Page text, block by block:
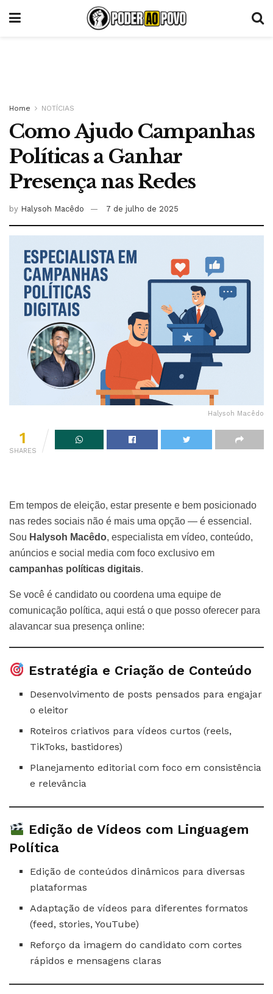
Home NOTÍCIAS
Como Ajudo Campanhas
Políticas a Ganhar
Presença nas Redes
by Halysoh Macêdo 7 de julho de 2025
Halysoh Macêdo
1
SHARES
Em tempos de eleição, estar presente e bem posicionado
nas redes sociais não é mais uma opção — é essencial.
Sou Halysoh Macêdo, especialista em vídeo, conteúdo,
anúncios e social media com foco exclusivo em
campanhas políticas digitais.
Se você é candidato ou coordena uma equipe de
comunicação política, aqui está o que posso oferecer para
alavancar sua presença online:
Estratégia e Criação de Conteúdo
Desenvolvimento de posts pensados para engajar
o eleitor
Roteiros criativos para vídeos curtos (reels,
TikToks, bastidores)
Planejamento editorial com foco em consistência
e relevância
Edição de Vídeos com Linguagem
Política
Edição de conteúdos dinâmicos para diversas
plataformas
Adaptação de vídeos para diferentes formatos
(feed, stories, YouTube)
Reforço da imagem do candidato com cortes
rápidos e mensagens claras